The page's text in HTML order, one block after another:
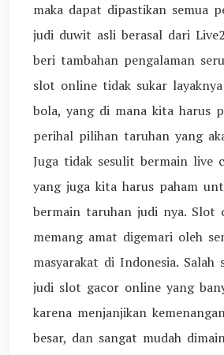
maka dapat dipastikan semua
judi duwit asli berasal dari
beri tambahan pengalaman
slot online tidak sukar
bola, yang di mana kita harus
perihal pilihan taruhan yang
Juga tidak sesulit bermain live
yang juga kita harus paham
bermain taruhan judi nya. Slot
memang amat digemari oleh
masyarakat di Indonesia. Salah
judi slot gacor online yang
karena menjanjikan
besar, dan sangat mudah